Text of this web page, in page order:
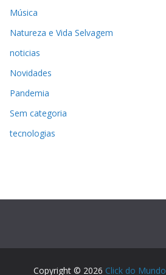
Música
Natureza e Vida Selvagem
noticias
Novidades
Pandemia
Sem categoria
tecnologias
Copyright © 2026 Click do Mundo